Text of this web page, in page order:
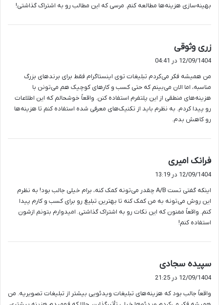
بهینه‌سازی هزینه‌ها مطالعه کنم. مرسی که این مطالب رو به اشتراک گذاشتی!
زری وثوقی
:
12/09/1404 در 04:41
من همیشه فکر می‌کردم تبلیغات توی اینستاگرام فقط برای برندهای بزرگ
مناسبه، اما الان می‌بینم که حتی کسب و کارهای کوچیک هم می‌تونن با
هزینه‌های منطقی از این پلتفرم استفاده کنن. واقعاً خوشحالم که این اطلاعات
رو پیدا کردم. به نظرم باید از تکنیک‌های معرفی شده استفاده کنم تا هزینه‌ها
رو کاهش بدم.
فرانک امیری
ف
:
12/09/1404 در 13:19
اینکه گفتی تست A/B چقدر می‌تونه کمک کنه، برام خیلی جالب بود! به نظرم
این روش می‌تونه به من کمک کنه تا بهترین تبلیغ رو برای کسب و کارم پیدا
کنم. واقعاً ممنون که این نکات رو به اشتراک گذاشتی. امیدوارم بتونم ازشون
استفاده کنم!
سپیده سجادی
ف
:
12/09/1404 در 21:25
واقعاً جالب بود که هزینه‌های تبلیغات ویدئویی بیشتر از تبلیغات تصویریه. من